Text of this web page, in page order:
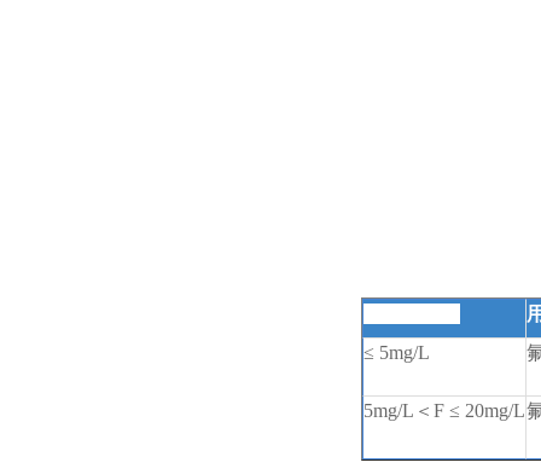
≤ 5mg/L
5mg/L ＜ F ≤ 20mg/L